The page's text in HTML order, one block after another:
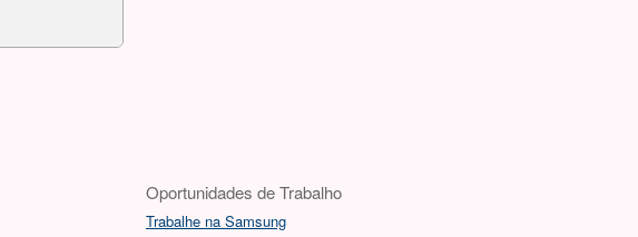
Oportunidades de Trabalho
Trabalhe na Samsung